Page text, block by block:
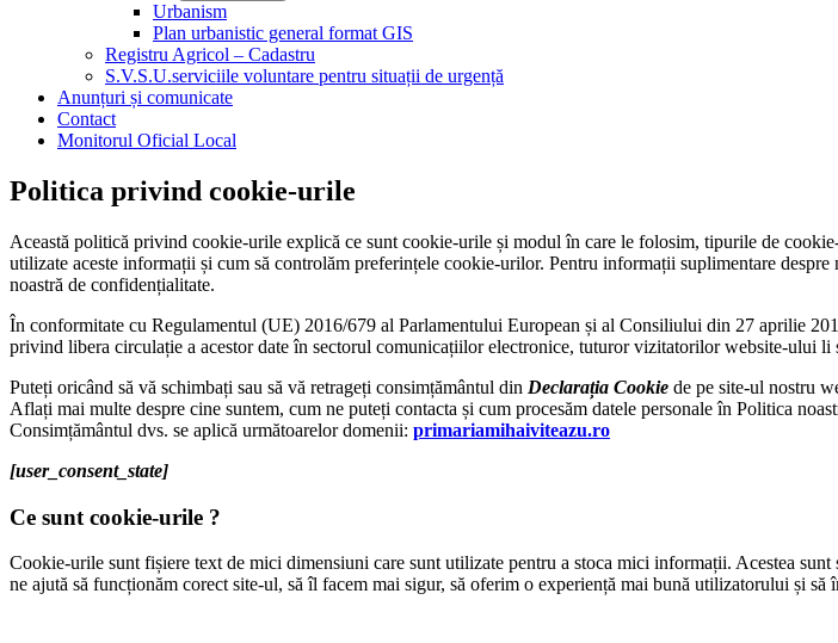
Urbanism
Plan urbanistic general format GIS
Registru Agricol – Cadastru
S.V.S.U.serviciile voluntare pentru situații de urgență
Anunțuri și comunicate
Contact
Monitorul Oficial Local
Politica privind cookie-urile
Această politică privind cookie-urile explică ce sunt cookie-urile și modul în care le folosim, tipurile de
utilizate aceste informații și cum să controlăm preferințele cookie-urilor. Pentru informații suplimentare
noastră de confidențialitate.
În conformitate cu Regulamentul (UE) 2016/679 al Parlamentului European și al Consiliului din 27 aprilie
privind libera circulație a acestor date în sectorul comunicațiilor electronice, tuturor vizitatorilor website-ului li
Puteți oricând să vă schimbați sau să vă retrageți consimțământul din Declarația Cookie de pe site-ul nostru
Aflați mai multe despre cine suntem, cum ne puteți contacta și cum procesăm datele personale în Politica
Consimțământul dvs. se aplică următoarelor domenii: primariamihaiviteazu.ro
[user_consent_state]
Ce sunt cookie-urile ?
Cookie-urile sunt fișiere text de mici dimensiuni care sunt utilizate pentru a stoca mici informații. Acestea
ne ajută să funcționăm corect site-ul, să îl facem mai sigur, să oferim o experiență mai bună utilizatorului și